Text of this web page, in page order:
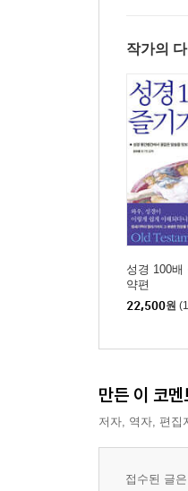
- 도태되지 않
- 유능한 생각
- 마음의 정원
06. 권위를 잃
- 영적 노블레
- 절대 부패하
- 권위주의에
Part 3. 장로
07. 영향력 있
08. 탁월한 영
- 닫힌 영성이
- 영적 성숙의
작가의
성경 100배
약편
22,500원
만든 이 코멘
저자, 역자, 편집
접수된 글